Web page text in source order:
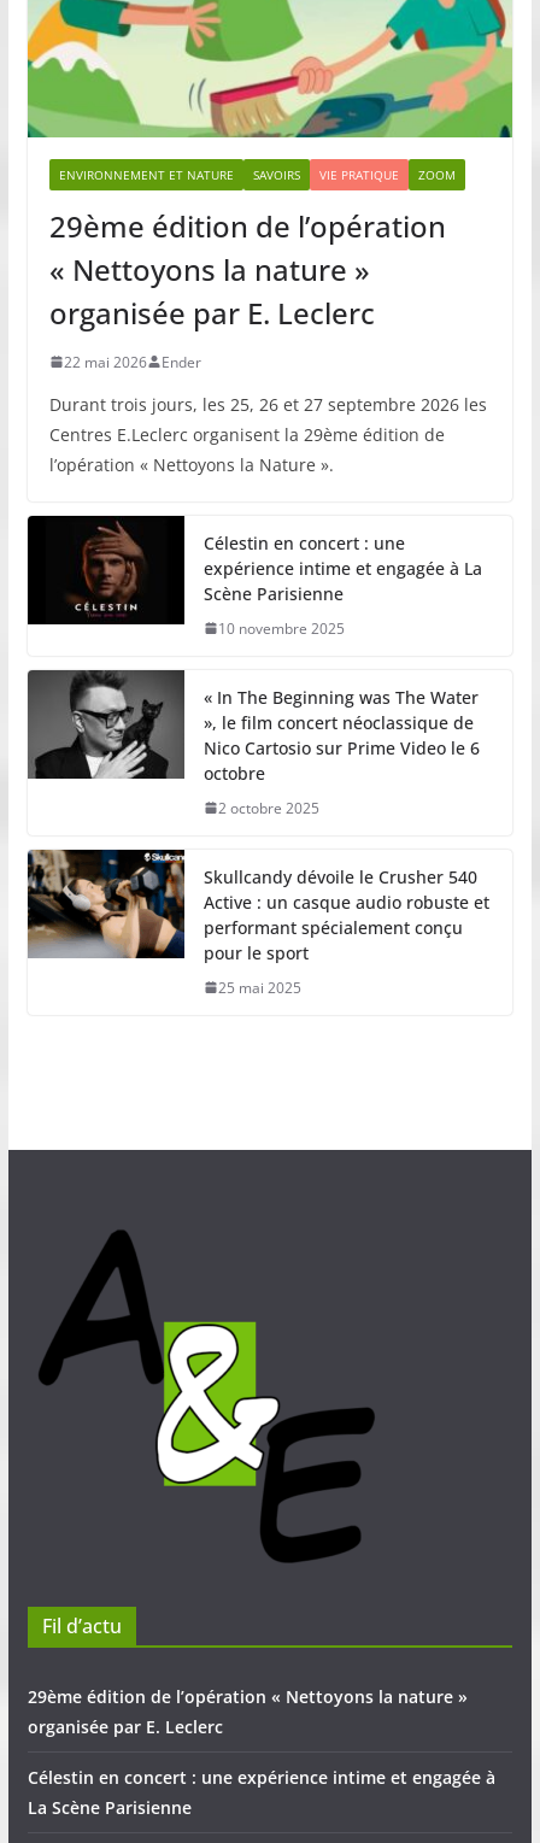
ENVIRONNEMENT ET NATURE SAVOIRS VIE PRATIQUE ZOOM
29ème édition de l’opération
« Nettoyons la nature »
organisée par E. Leclerc
22 mai 2026 Ender
Durant trois jours, les 25, 26 et 27 septembre 2026 les
Centres E.Leclerc organisent la 29ème édition de
l’opération « Nettoyons la Nature ».
Célestin en concert : une
expérience intime et engagée à La
Scène Parisienne
10 novembre 2025
« In The Beginning was The Water
», le film concert néoclassique de
Nico Cartosio sur Prime Video le 6
octobre
2 octobre 2025
Skullcandy dévoile le Crusher 540
Active : un casque audio robuste et
performant spécialement conçu
pour le sport
25 mai 2025
Fil d’actu
29ème édition de l’opération « Nettoyons la nature »
organisée par E. Leclerc
Célestin en concert : une expérience intime et engagée à
La Scène Parisienne